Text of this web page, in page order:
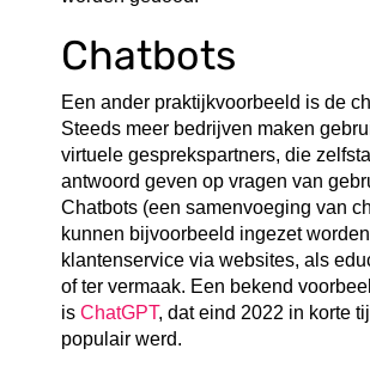
Chatbots
Een ander praktijkvoorbeeld is de
Steeds meer bedrijven maken
virtuele gesprekspartners, die
antwoord geven op vragen van
Chatbots (een samenvoeging van
kunnen bijvoorbeeld ingezet
klantenservice via websites, als
of ter vermaak. Een bekend
isChatGPT, dat eind 2022 in korte
populair werd.